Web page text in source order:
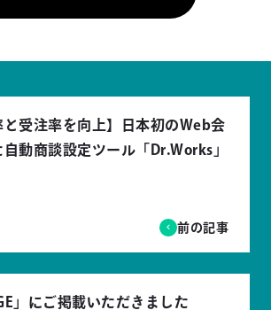
と受注率を向上】日本初のWeb会
動商談設定ツール「Dr.Works」
前の記事
」にご掲載いただきました